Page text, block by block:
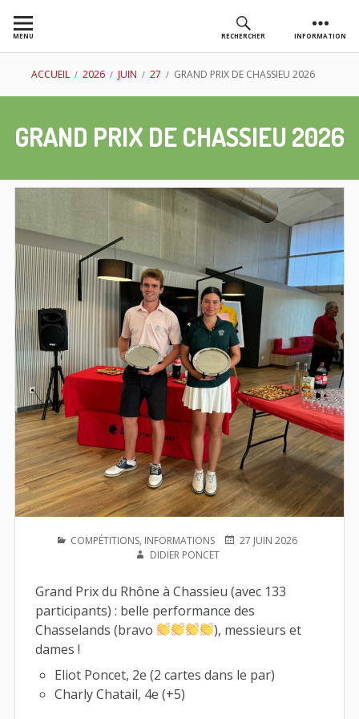
auMENU RECHERCHER INFORMATION
AS GOLF
CHASSIEU
FIL
ACCUEIL 2026 JUIN 27 GRAND PRIX DE CHASSIEU 2026
GRAND PRIX DE CHASSIEU 2026
PUBLIÉ
COMPÉTITIONS, INFORMATIONS
PUBLIÉ27 JUIN 2026
DIDIER PONCET
Grand Prix du Rhône à Chassieu (avec 133
participants) : belle performance des
Chasselands (bravo
), messieurs et
dames !
Eliot Poncet, 2e (2 cartes dans le par)
Charly Chatail, 4e (+5)